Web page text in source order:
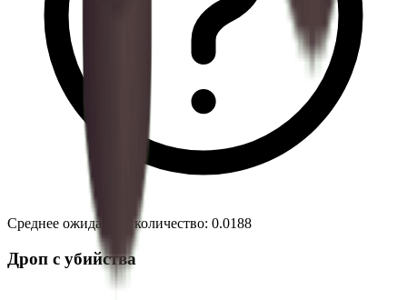
Среднее ожидаемое количество: 0.0188
Дроп с убийства